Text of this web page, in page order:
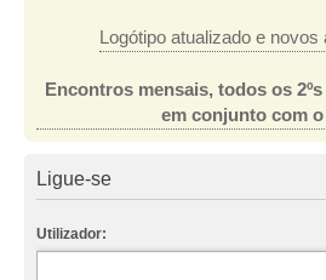
Logótipo atualizado e
Encontros mensais, todos os
em conjunto com o
Ligue-se
Utilizador: